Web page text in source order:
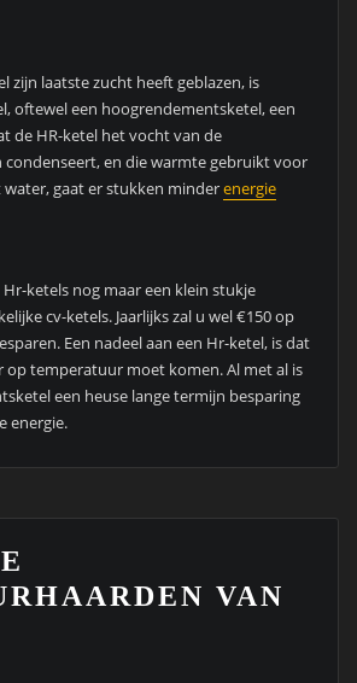
zijn laatste zucht heeft geblazen, is
oftewel een hoogrendementsketel, een
de HR-ketel het vocht van de
condenseert, en die warmte gebruikt voor
gaat er stukken minderenergie
ketels nog maar een klein stukje
cv-ketels. Jaarlijks zal u wel €150 op
Een nadeel aan een Hr-ketel, is dat
op temperatuur moet komen. Al met al is
een heuse lange termijn besparing
energie.
VAN